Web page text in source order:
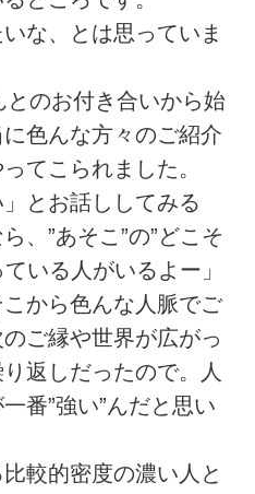
な、とは思っていま
のお付き合いから始
色んな方々のご紹介
てこられました。
とお話ししてみる
、”あそこ”の”どこそ
いる人がいるよー」
から色んな人脈でご
ご縁や世界が広がっ
返しだったので。人
番”強い”んだと思い
較的密度の濃い人と